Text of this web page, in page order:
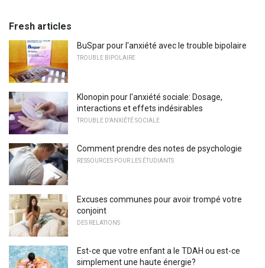
Fresh articles
BuSpar pour l'anxiété avec le trouble bipolaire
TROUBLE BIPOLAIRE
Klonopin pour l'anxiété sociale: Dosage,
interactions et effets indésirables
TROUBLE D'ANXIÉTÉ SOCIALE
Comment prendre des notes de psychologie
RESSOURCES POUR LES ÉTUDIANTS
Excuses communes pour avoir trompé votre
conjoint
DES RELATIONS
Est-ce que votre enfant a le TDAH ou est-ce
simplement une haute énergie?